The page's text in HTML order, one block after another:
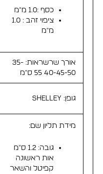
כסף :1.0 מ"מ
ציפוי זהב : 1.0
מ"מ
אורך שרשראות: 35-
40-45-50 55 ס"מ
גופן: Shelley
מידת תליון שם:
גובה: 1.2 ס"מ
אות ראשונה
קפיטל והשאר